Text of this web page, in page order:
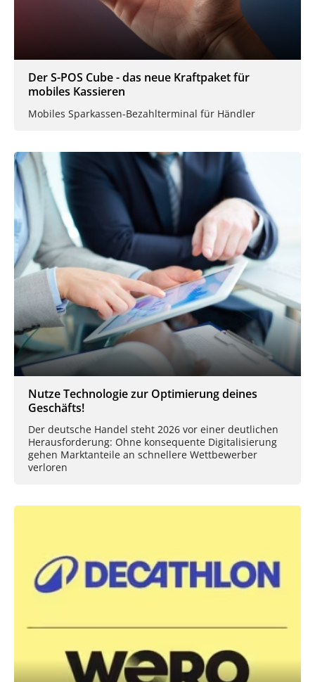
Der S-POS Cube - das neue Kraftpaket für
mobiles Kassieren
Mobiles Sparkassen-Bezahlterminal für Händler
Nutze Technologie zur Optimierung deines
Geschäfts!
Der deutsche Handel steht 2026 vor einer deutlichen
Herausforderung: Ohne konsequente Digitalisierung
gehen Marktanteile an schnellere Wettbewerber
verloren